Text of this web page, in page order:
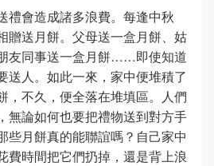
禮會造成諸多浪費。每逢中秋
贈送月餅。父母送一盒月餅、姑
友同事送一盒月餅……即使知道
送人。如此一來，家中便堆積了
，不久，便全落在堆填區。人們
無論如何也要把禮物送到對方手
些月餅真的能聯誼嗎？自己家中
費時間把它們扔掉，還是背上浪